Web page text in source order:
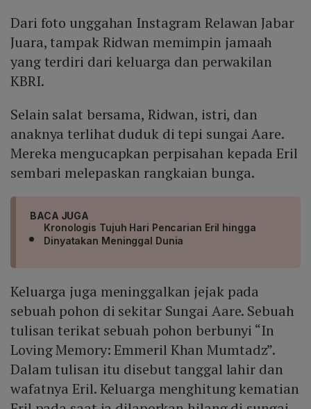
Dari foto unggahan Instagram Relawan Jabar
Juara, tampak Ridwan memimpin jamaah
yang terdiri dari keluarga dan perwakilan
KBRI.
Selain salat bersama, Ridwan, istri, dan
anaknya terlihat duduk di tepi sungai Aare.
Mereka mengucapkan perpisahan kepada Eril
sembari melepaskan rangkaian bunga.
BACA JUGA
Kronologis Tujuh Hari Pencarian Eril hingga
Dinyatakan Meninggal Dunia
Keluarga juga meninggalkan jejak pada
sebuah pohon di sekitar Sungai Aare. Sebuah
tulisan terikat sebuah pohon berbunyi “In
Loving Memory: Emmeril Khan Mumtadz”.
Dalam tulisan itu disebut tanggal lahir dan
wafatnya Eril. Keluarga menghitung kematian